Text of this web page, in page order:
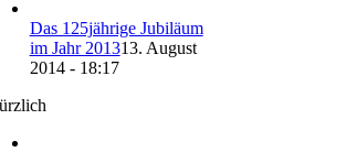
Das 125jährige Jubiläum
im Jahr 201313. August
2014 - 18:17